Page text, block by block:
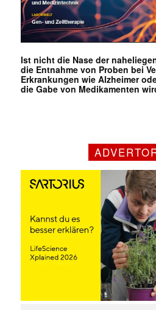
Ist nicht die Nase der
die Entnahme von Proben bei
Erkrankungen wie Alzheimer
die Gabe von Medikamenten